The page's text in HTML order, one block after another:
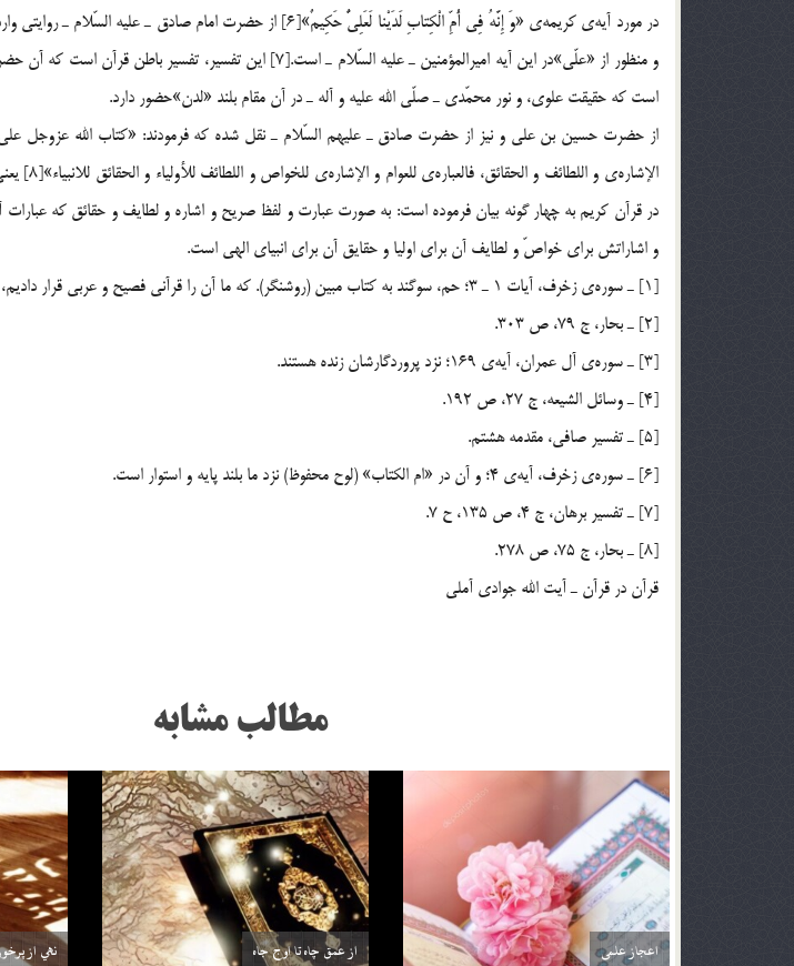
در مورد آيه‌ي كريمه‌ي «وَ إِنَّهُ فِي أُمِّ الْكِتابِ لَدَيْنا لَعَلِيٌّ حَكِيمٌ»[6] از حضرت امام صادق ـ
و منظور از «علّي»در اين آيه اميرالمؤمنين ـ عليه السّلام ـ است.[7] اين تفسير،
است كه حقيقت علوي، و نور محمّدي ـ صلّي الله عليه و آله ـ در آن مقام بلند «لدن»حضور دارد.
از حضرت حسين بن علي و نيز از حضرت صادق ـ عليهم السّلام ـ نقل شده كه فرمودند: «كتاب الله عزوجل علي
الإشاره‌ي و
در قرآن كريم به چهار گونه بيان فرموده است: به صورت عبارت و لفظ صريح و اشاره و لطايف و حقائق كه
و اشاراتش براي خواصّ و لطايف آن براي اوليا و حقايق آن براي انبياي الهي است.
[1] ـ سوره‌ي زخرف، آيات 1 ـ 3؛ حم، سوگند به كتاب مبين (روشنگر). كه ما آن را قرآني فصيح و عربي قرار داديم، شايد شما (آن را) درك كنيد.
[2] ـ بحار، ج 79، ص 303.
[3] ـ سوره‌ي آل عمران، آيه‌ي 169؛ نزد پروردگارشان زنده هستند.
[4] ـ وسائل الشيعه، ج 27، ص 192.
[5] ـ تفسير صافي، مقدمه هشتم.
[6] ـ سوره‌ي زخرف، آيه‌ي 4؛ و آن در «ام الكتاب» (لوح محفوظ) نزد ما بلند پايه و استوار است.
[7] ـ تفسير برهان، ج 4، ص 135، ح 7.
[8] ـ بحار، ج 75، ص 278.
قرآن در قرآن ـ آيت الله جوادي آملي
مطالب مشابه
مطابقت یافته های زیست شناسی و آیات قرآنی رابطه انسان با خود در قرآن از فرش تا